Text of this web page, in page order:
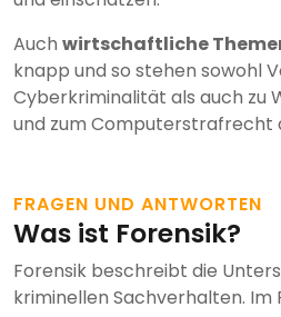
Auch wirtschaftliche
knapp und so stehen sowohl
Cyberkriminalität als auch zu
und zum Computerstrafrecht
FRAGEN UND ANTWORTEN
Was ist Forensik?
Forensik beschreibt die
kriminellen Sachverhalten. Im